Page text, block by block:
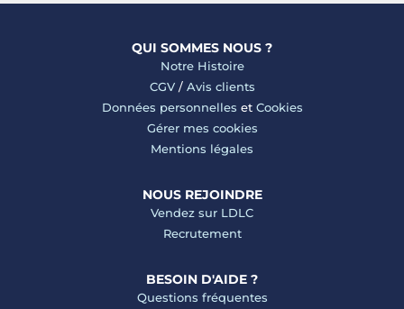
QUI SOMMES NOUS ?
Notre Histoire
CGV/ Avis clients
Données personnelles et Cookies
Gérer mes cookies
Mentions légales
NOUS REJOINDRE
Vendez sur LDLC
Recrutement
BESOIN D'AIDE ?
Questions fréquentes